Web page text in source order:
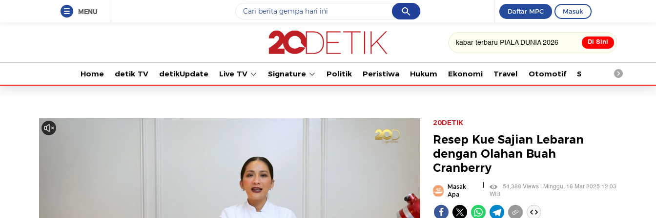
MENU Cancel
Yang sedang ramai dicari
data live draw sgp
#3prabowo
#5gempa hari ini
Terakhir yang dicari
Loading...
Daftar MPC Masuk
Tonton kabar terbaru PIALA DUNIA 2026 Di Sini
Home detik TV detikUpdate Live TV Signature Politik Peristiwa Hukum Ekonomi Travel Otomotif Saintek
20DETIK
Resep Kue Sajian Lebaran
dengan Olahan Buah
Cranberry
Masak
Apa
|
54,388 Views | Minggu, 16 Mar 2025 12:03
WIB